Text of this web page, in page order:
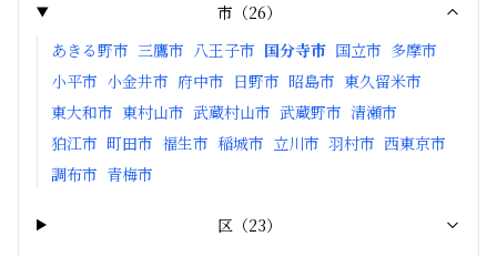
市 （26）
あきる野市 三鷹市 八王子市 国分寺市 国立市 多摩市
小平市 小金井市 府中市 日野市 昭島市 東久留米市
東大和市 東村山市 武蔵村山市 武蔵野市 清瀬市
狛江市 町田市 福生市 稲城市 立川市 羽村市 西東京市
調布市 青梅市
区 （23）